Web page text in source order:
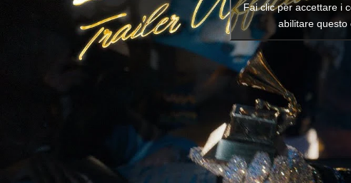
Fai clic per accettare i
abilitare questo